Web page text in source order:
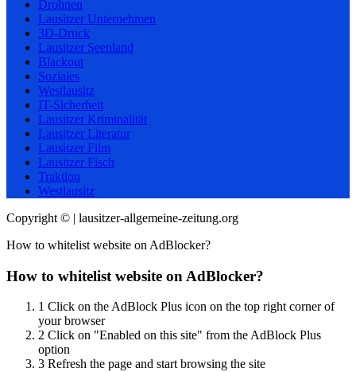
Drohnen
Lausitzer Unternehmen
3D-Druck
Lausitzer Seenland
Blackout
Soziales
Westlausitz
IT-Sicherheit
Lausitzer Kriminalität
Lausitzer Literatur
Lausitzer Film
Lausitzer Fisch
Traktion
Westlausitz
Copyright © | lausitzer-allgemeine-zeitung.org
How to whitelist website on AdBlocker?
How to whitelist website on AdBlocker?
1 Click on the AdBlock Plus icon on the top right corner of
your browser
2 Click on "Enabled on this site" from the AdBlock Plus
option
3 Refresh the page and start browsing the site